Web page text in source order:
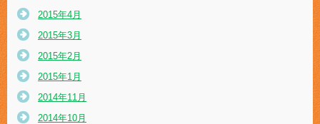
2015年4月
2015年3月
2015年2月
2015年1月
2014年11月
2014年10月